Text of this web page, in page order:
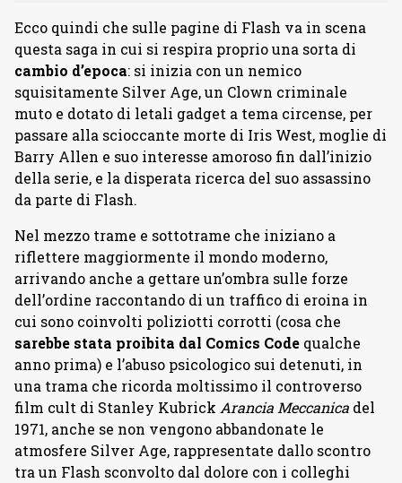
Ecco quindi che sulle pagine di Flash va in scena
questa saga in cui si respira proprio una sorta di
cambio d’epoca: si inizia con un nemico
squisitamente Silver Age, un Clown criminale
muto e dotato di letali gadget a tema circense, per
passare alla scioccante morte di Iris West, moglie di
Barry Allen e suo interesse amoroso fin dall’inizio
della serie, e la disperata ricerca del suo assassino
da parte di Flash.
Nel mezzo trame e sottotrame che iniziano a
riflettere maggiormente il mondo moderno,
arrivando anche a gettare un’ombra sulle forze
dell’ordine raccontando di un traffico di eroina in
cui sono coinvolti poliziotti corrotti (cosa che
sarebbe stata proibita dal Comics Code qualche
anno prima) e l’abuso psicologico sui detenuti, in
una trama che ricorda moltissimo il controverso
film cult di Stanley Kubrick Arancia Meccanica del
1971, anche se non vengono abbandonate le
atmosfere Silver Age, rappresentate dallo scontro
tra un Flash sconvolto dal dolore con i colleghi